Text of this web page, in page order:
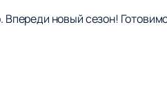
новый сезон!